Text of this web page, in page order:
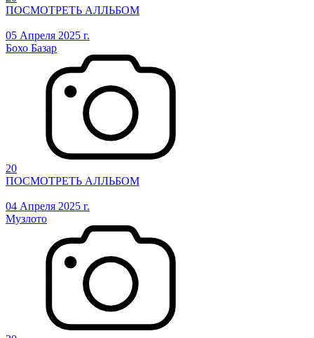
ПОСМОТРЕТЬ АЛЛЬБОМ
05 Апреля 2025 г.
Бохо Базар
20
ПОСМОТРЕТЬ АЛЛЬБОМ
04 Апреля 2025 г.
Музлото